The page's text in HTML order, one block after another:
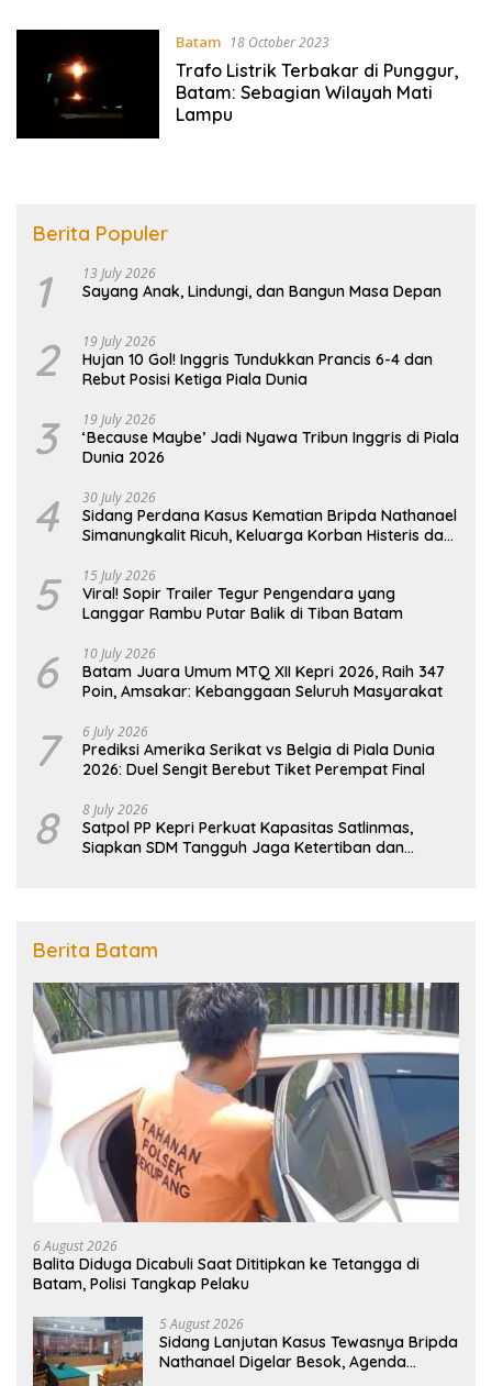
Batam 18 October 2023
Trafo Listrik Terbakar di Punggur,
Batam: Sebagian Wilayah Mati
Lampu
Berita Populer
1 13 July 2026
Sayang Anak, Lindungi, dan Bangun Masa Depan
2 19 July 2026
Hujan 10 Gol! Inggris Tundukkan Prancis 6-4 dan
Rebut Posisi Ketiga Piala Dunia
3 19 July 2026
‘Because Maybe’ Jadi Nyawa Tribun Inggris di Piala
Dunia 2026
4 30 July 2026
Sidang Perdana Kasus Kematian Bripda Nathanael
Simanungkalit Ricuh, Keluarga Korban Histeris dan
5 15 July 2026
Viral! Sopir Trailer Tegur Pengendara yang
Langgar Rambu Putar Balik di Tiban Batam
6 10 July 2026
Batam Juara Umum MTQ XII Kepri 2026, Raih 347
Poin, Amsakar: Kebanggaan Seluruh Masyarakat
7 6 July 2026
Prediksi Amerika Serikat vs Belgia di Piala Dunia
2026: Duel Sengit Berebut Tiket Perempat Final
8 8 July 2026
Satpol PP Kepri Perkuat Kapasitas Satlinmas,
Siapkan SDM Tangguh Jaga Ketertiban dan
Berita Batam
6 August 2026
Balita Diduga Dicabuli Saat Dititipkan ke Tetangga di
Batam, Polisi Tangkap Pelaku
5 August 2026
Sidang Lanjutan Kasus Tewasnya Bripda
Nathanael Digelar Besok, Agenda